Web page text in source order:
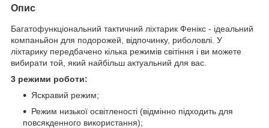
Опис
Багатофункціональний тактичний ліхтарик Фенiкс - ідеальний
компаньйон для подорожей, відпочинку, риболовлі. У
ліхтарику передбачено кілька режимів світіння і ви можете
вибирати той, який найбільш актуальний для вас.
3 режими роботи:
Яскравий режим;
Режим низької освітленості (відмінно підходить для
повсякденного використання);